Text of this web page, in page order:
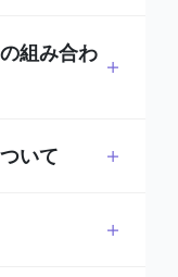
組み合わ
いて